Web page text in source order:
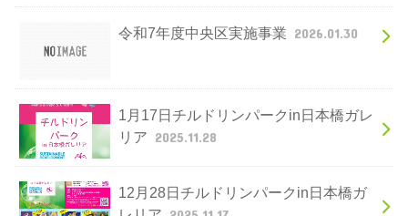
令和7年度中央区実施事業 2026.01.30
1月17日チルドリンパークin日本橋ガレ
リア 2025.11.28
12月28日チルドリンパークin日本橋ガ